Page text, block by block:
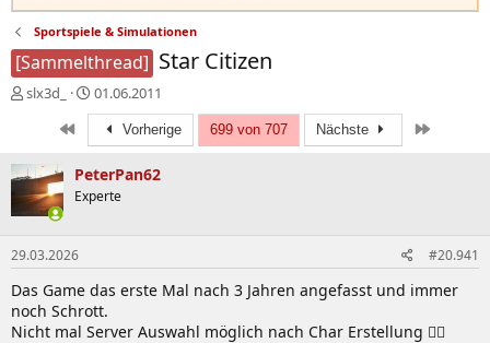
Sportspiele & Simulationen
[Sammelthread] Star Citizen
E
e
l
l
r
slx3d_
E
r
t
e
l
m
01.06.2011
Erste Vorherige 699 von 707 Nächste
PeterPan62
Experte
29.03.2026 #20.941
Das Game das erste Mal nach 3 Jahren angefasst und immer
noch Schrott.
Nicht mal Server Auswahl möglich nach Char Erstellung 🤦‍♀️